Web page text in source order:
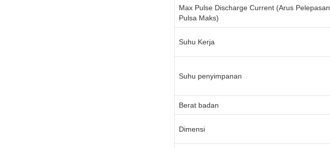
Max Pulse Discharge Current (Arus Pelepasan
Pulsa Maks)
Suhu Kerja
Suhu penyimpanan
Berat badan
Dimensi